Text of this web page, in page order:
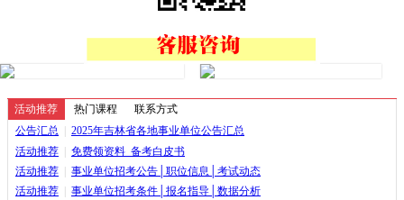
活动推荐 热门课程 联系方式
公告汇总
2025年吉林省各地事业单位公告汇总
活动推荐
免费领资料_备考白皮书
活动推荐
事业单位招考公告│职位信息│考试动态
活动推荐
事业单位招考条件│报名指导│数据分析